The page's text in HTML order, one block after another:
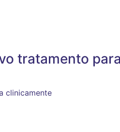
tratamento
clinicamente